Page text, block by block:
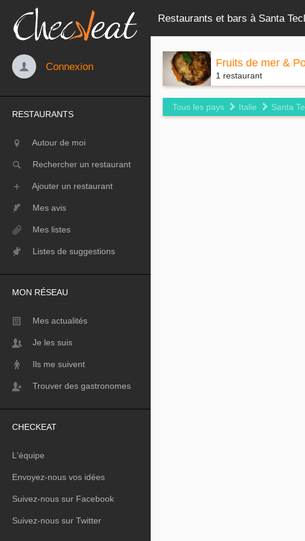
Restaurants et bars à Santa
Connexion
RESTAURANTS
Autour de moi
Rechercher un restaurant
Ajouter un restaurant
Mes avis
Mes listes
Listes de suggestions
MON RÉSEAU
Mes actualités
Je les suis
Ils me suivent
Trouver des gastronomes
CHECKEAT
L'équipe
Envoyez-nous vos idées
Suivez-nous sur Facebook
Suivez-nous sur Twitter
Fruits de mer &
1 restaurant
Tous les pays Italie Santa